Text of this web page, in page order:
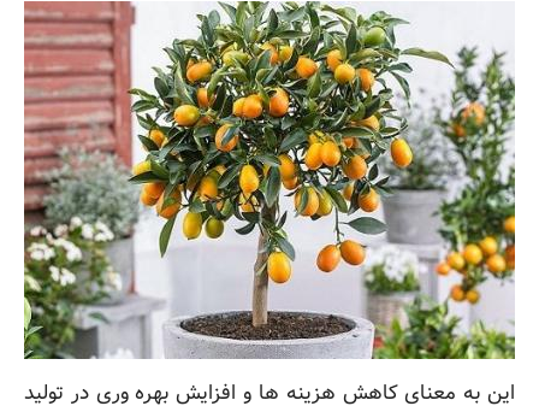
این به معنای کاهش هزینه ها و افزایش بهره وری در تولید